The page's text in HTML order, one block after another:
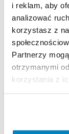
i reklam, aby
analizować
korzystasz z
Partnerzy
otrzymanymi
korzystania z
KAUCJA
Nie
produktu
ODBIÓR I